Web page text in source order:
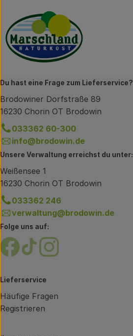
Du hast eine Frage zum Lieferservice?
Brodowiner Dorfstraße 89
16230 Chorin OT Brodowin
033362 60-300
info@brodowin.de
Unsere Verwaltung erreichst du unter:
Weißensee 1
16230 Chorin OT Brodowin
033362 246
verwaltung@brodowin.de
Folge uns auf:
Externer Link zu https://
Externer Link zu
Externer Link zu
Lieferservice
Häufige Fragen
Registrieren